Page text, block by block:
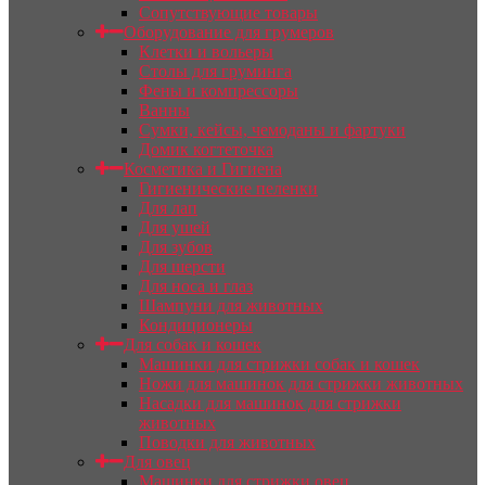
Сопутствующие товары
Оборудование для грумеров
Клетки и вольеры
Столы для груминга
Фены и компрессоры
Ванны
Сумки, кейсы, чемоданы и фартуки
Домик когтеточка
Косметика и Гигиена
Гигиенические пеленки
Для лап
Для ушей
Для зубов
Для шерсти
Для носа и глаз
Шампуни для животных
Кондиционеры
Для собак и кошек
Машинки для стрижки собак и кошек
Ножи для машинок для стрижки животных
Насадки для машинок для стрижки
животных
Поводки для животных
Для овец
Машинки для стрижки овец